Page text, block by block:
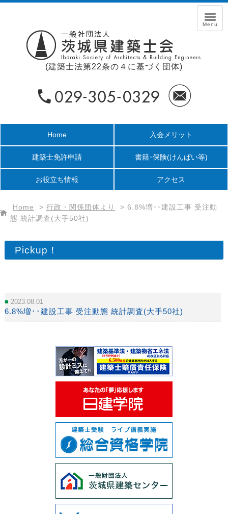
(建築士法第22条の４に基づく団体)
Home 入会メリット
建築士免許申請 書籍･保険(けんばい等)
お役立ち情報 アクセス
Home > 行政・関係団体より > 6.8%増･･建設工事 受注動
態 統計調査(大手50社)
Pickup！
2023.08.01
6.8%増･･建設工事 受注動態 統計調査(大手50社)